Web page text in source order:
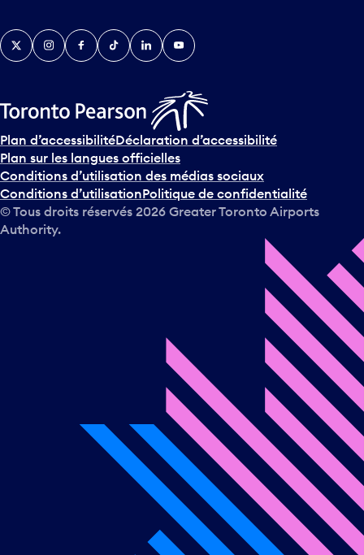
TwitterInstagramFacebook
TikTokLinkedInYouTube
Plan d’accessibilitéDéclaration d’accessibilité
Plan sur les langues officielles
Conditions d’utilisation des médias sociaux
Conditions d’utilisationPolitique de confidentialité
© Tous droits réservés 2026 Greater Toronto Airports
Authority.